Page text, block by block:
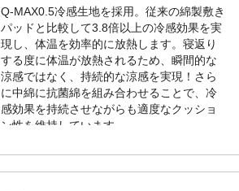
Q-MAX0.5冷感生地を採用。従来の綿製敷き
パッドと比較して3.8倍以上の冷感効果を実
現し、体温を効率的に放熱します。寝返り
する度に体温が放熱されるため、瞬間的な
涼感ではなく、持続的な涼感を実現！さら
に中綿に抗菌綿を組み合わせることで、冷
感効果を持続させながらも適度なクッショ
ン性を維持しています。